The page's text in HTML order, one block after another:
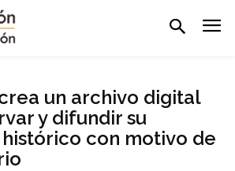
un archivo digital
y difundir su
con motivo de